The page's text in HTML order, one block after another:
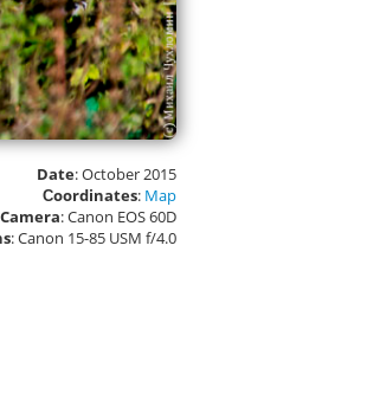
Date: October 2015
Сoordinates: Map
Camera: Canon EOS 60D
: Canon 15-85 USM f/4.0